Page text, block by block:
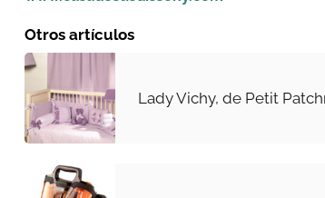
Otros artículos
Lady Vichy, de Petit